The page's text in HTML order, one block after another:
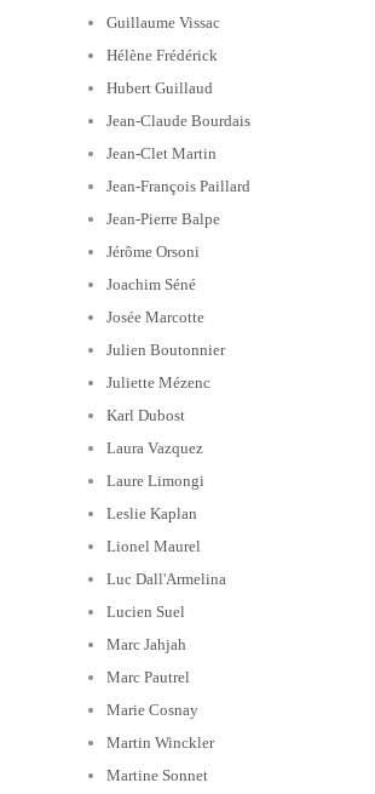
Guillaume Vissac
Hélène Frédérick
Hubert Guillaud
Jean-Claude Bourdais
Jean-Clet Martin
Jean-François Paillard
Jean-Pierre Balpe
Jérôme Orsoni
Joachim Séné
Josée Marcotte
Julien Boutonnier
Juliette Mézenc
Karl Dubost
Laura Vazquez
Laure Limongi
Leslie Kaplan
Lionel Maurel
Luc Dall'Armelina
Lucien Suel
Marc Jahjah
Marc Pautrel
Marie Cosnay
Martin Winckler
Martine Sonnet